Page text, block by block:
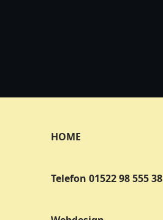
HOME
Telefon 01522 98 555 38